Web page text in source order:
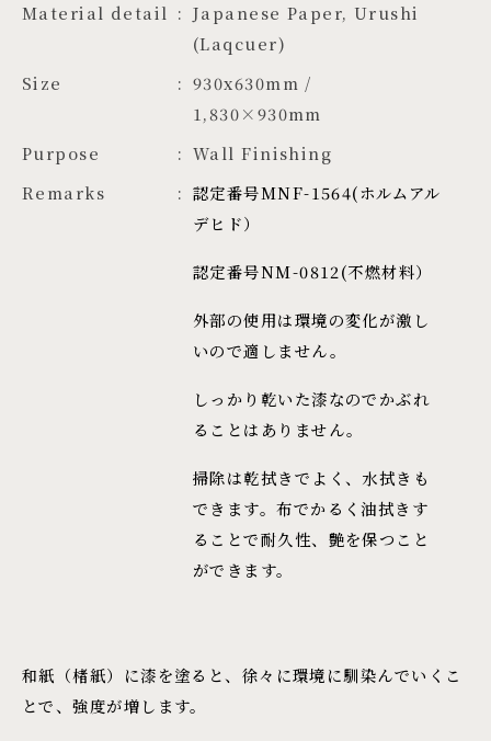
Material detail
Japanese Paper, Urushi
(Laqcuer)
Size
930x630mm /
1,830×930mm
Purpose
Wall Finishing
Remarks
認定番号MNF-1564(ホルムアル
デヒド）
認定番号NM-0812(不燃材料）
外部の使用は環境の変化が激し
いので適しません。
しっかり乾いた漆なのでかぶれ
ることはありません。
掃除は乾拭きでよく、水拭きも
できます。布でかるく油拭きす
ることで耐久性、艶を保つこと
ができます。
和紙（楮紙）に漆を塗ると、徐々に環境に馴染んでいくこ
とで、強度が増します。